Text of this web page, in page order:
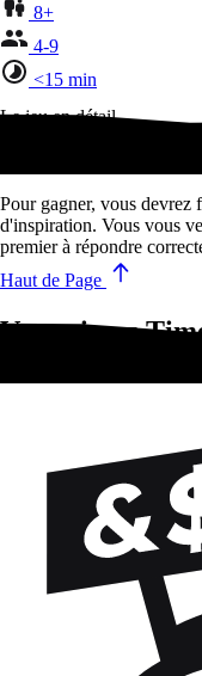
8+
4-9
<15 min
Le jeu en détail
Time’s Up! Kids est un
Pour gagner, vous devrez
d'inspiration. Vous vous
premier à répondre
Haut de Page
Vous aimez